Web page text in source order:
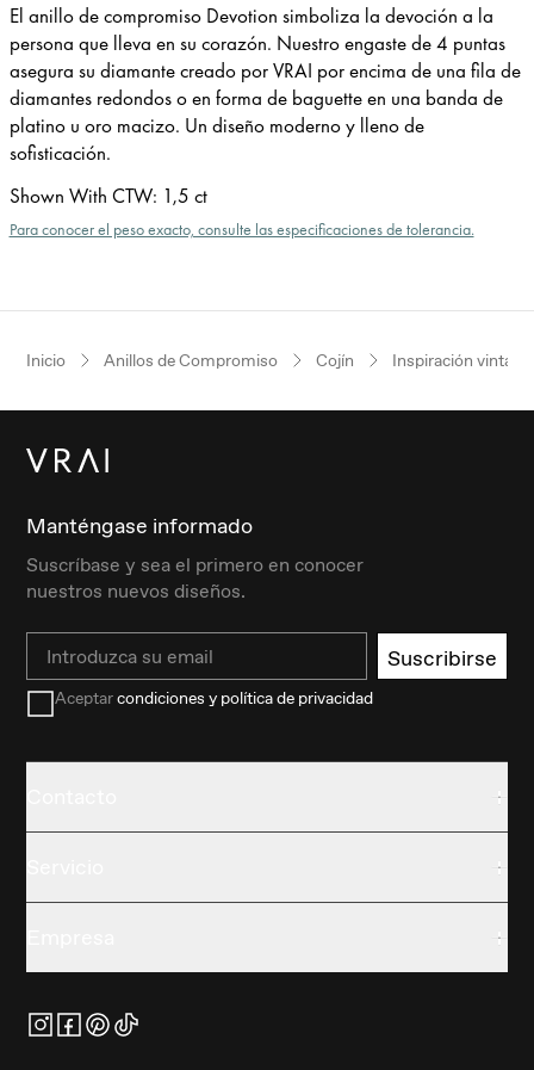
El anillo de compromiso Devotion simboliza la devoción a la
persona que lleva en su corazón. Nuestro engaste de 4 puntas
asegura su diamante creado por VRAI por encima de una fila de
diamantes redondos o en forma de baguette en una banda de
platino u oro macizo. Un diseño moderno y lleno de
sofisticación.
Shown With CTW: 1,5 ct
Para conocer el peso exacto, consulte las especificaciones de tolerancia.
Inicio Anillos de Compromiso Cojín Inspiración vintage
Manténgase informado
Suscríbase y sea el primero en conocer
nuestros nuevos diseños.
Email Suscribirse
Aceptarcondiciones y política de privacidad